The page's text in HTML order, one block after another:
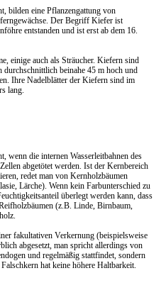
bilden eine Pflanzengattung von
Der Begriff Kiefer ist
entstanden und ist erst ab dem 16.
einige auch als Sträucher. Kiefern sind
beinahe 45 m hoch und
Ihre Nadelblätter der Kiefern sind im
lang.
wenn die internen Wasserleitbahnen des
abgetötet werden. Ist der Kernbereich
redet man von Kernholzbäumen
Lärche). Wenn kein Farbunterschied zu
überlegt werden kann, dass
(z.B. Linde, Birnbaum,
fakultativen Verkernung (beispielsweise
abgesetzt, man spricht allerdings von
und regelmäßig stattfindet, sondern
hat keine höhere Haltbarkeit.